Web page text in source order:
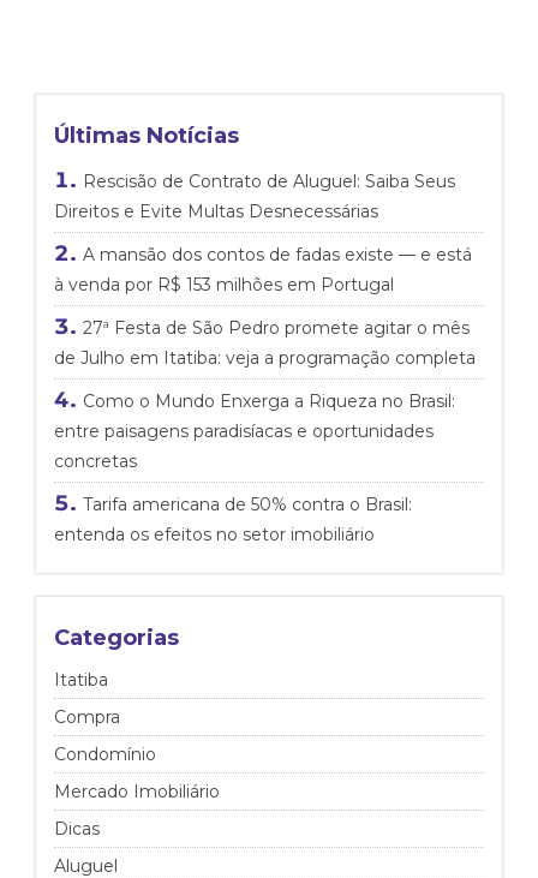
Últimas Notícias
Rescisão de Contrato de Aluguel: Saiba Seus
Direitos e Evite Multas Desnecessárias
A mansão dos contos de fadas existe — e está
à venda por R$ 153 milhões em Portugal
27ª Festa de São Pedro promete agitar o mês
de Julho em Itatiba: veja a programação completa
Como o Mundo Enxerga a Riqueza no Brasil:
entre paisagens paradisíacas e oportunidades
concretas
Tarifa americana de 50% contra o Brasil:
entenda os efeitos no setor imobiliário
Categorias
Itatiba
Compra
Condomínio
Mercado Imobiliário
Dicas
Aluguel